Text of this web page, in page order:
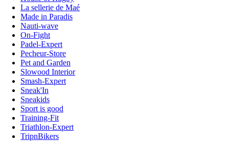
La sellerie de Maé
Made in Paradis
Nauti-wave
On-Fight
Padel-Expert
Pecheur-Store
Pet and Garden
Slowood Interior
Smash-Expert
Sneak'In
Sneakids
Sport is good
Training-Fit
Triathlon-Expert
TripnBikers